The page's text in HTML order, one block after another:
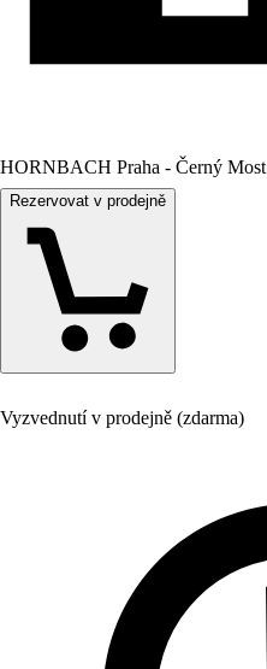
HORNBACH Praha - Černý Most
Rezervovat v prodejně
Vyzvednutí v prodejně (zdarma)